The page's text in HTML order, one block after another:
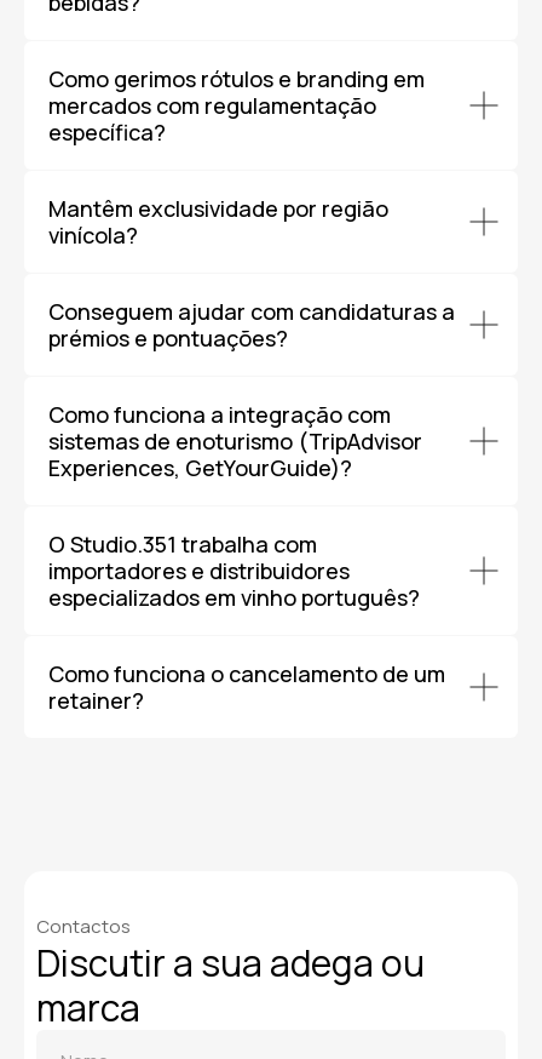
Como gerimos rótulos e branding em
mercados com regulamentação
específica?
Mantêm exclusividade por região
vinícola?
Conseguem ajudar com candidaturas a
prémios e pontuações?
Como funciona a integração com
sistemas de enoturismo (TripAdvisor
Experiences, GetYourGuide)?
O Studio.351 trabalha com
importadores e distribuidores
especializados em vinho português?
Como funciona o cancelamento de um
retainer?
Contactos
Discutir a sua adega ou
marca